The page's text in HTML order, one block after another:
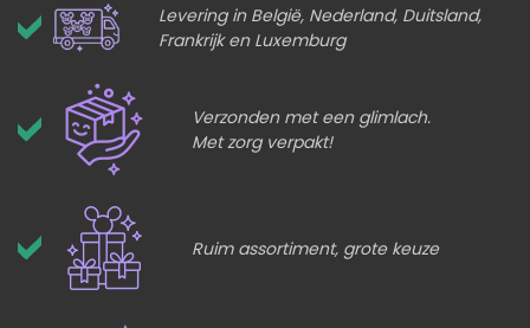
Levering in België, Nederland, Duitsland,
Frankrijk en Luxemburg
Verzonden met een glimlach.
Met zorg verpakt!
Ruim assortiment, grote keuze